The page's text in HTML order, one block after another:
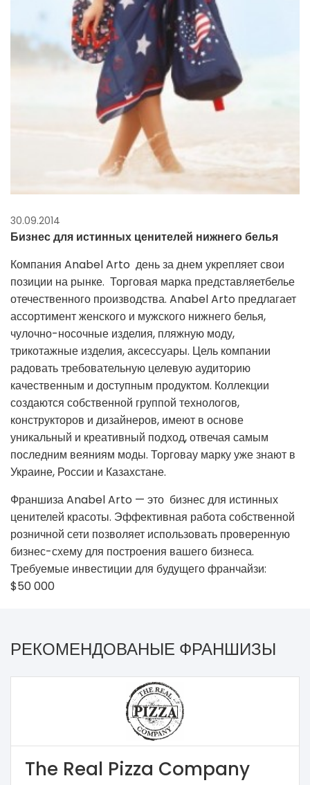
30.09.2014
Бизнес для истинных ценителей нижнего белья
Компания Anabel Arto день за днем укрепляет свои
позиции на рынке. Торговая марка представляетбелье
отечественного производства. Anabel Arto предлагает
ассортимент женского и мужского нижнего белья,
чулочно-носочные изделия, пляжную моду,
трикотажные изделия, аксессуары. Цель компании
радовать требовательную целевую аудиторию
качественным и доступным продуктом. Коллекции
создаются собственной группой технологов,
конструкторов и дизайнеров, имеют в основе
уникальный и креативный подход, отвечая самым
последним веяниям моды. Торговау марку уже знают в
Украине, России и Казахстане.
Франшиза Anabel Arto — это бизнес для истинных
ценителей красоты. Эффективная работа собственной
розничной сети позволяет использовать проверенную
бизнес-схему для построения вашего бизнеса.
Требуемые инвестиции для будущего франчайзи:
$50 000
РЕКОМЕНДОВАНЫЕ ФРАНШИЗЫ
The Real Pizza Company